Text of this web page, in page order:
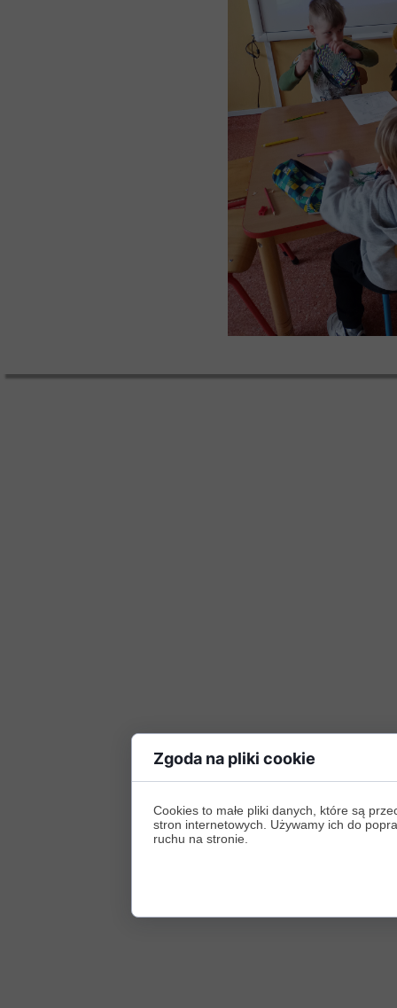
Zgoda na pliki cookie
Cookies to małe pliki danych, które są
stron internetowych. Używamy ich do
ruchu na stronie.